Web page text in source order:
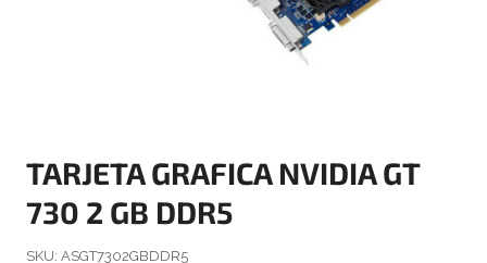
TARJETA GRAFICA NVIDIA GT
730 2 GB DDR5
SKU: ASGT7302GBDDR5